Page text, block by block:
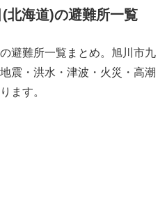
北海道)の避難所一覧
避難所一覧まとめ。旭川市九
震・洪水・津波・火災・高潮
ます。